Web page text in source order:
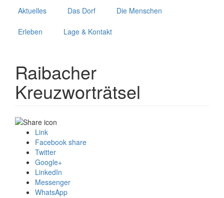
Aktuelles Das Dorf Die Menschen
Erleben Lage & Kontakt
Raibacher
Kreuzworträtsel
Link
Facebook share
Twitter
Google+
LinkedIn
Messenger
WhatsApp